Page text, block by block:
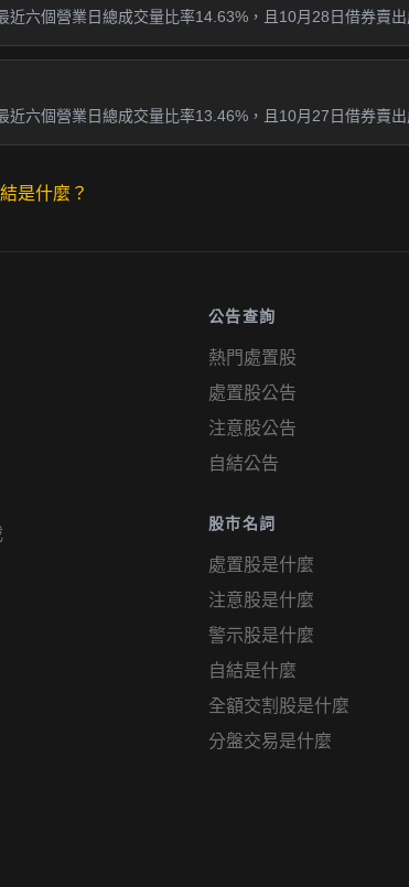
六個營業日總成交量比率14.63%，且10月28日借券賣
六個營業日總成交量比率13.46%，且10月27日借券賣
是什麼？
公告查詢
熱門處置股
處置股公告
注意股公告
自結公告
股市名詞
處置股是什麼
注意股是什麼
警示股是什麼
自結是什麼
全額交割股是什麼
分盤交易是什麼